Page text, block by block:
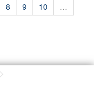
8 9 10
…